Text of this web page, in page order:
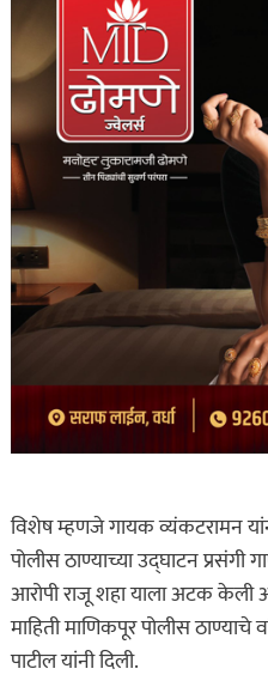
विशेष म्हणजे गायक व्यंकटरामन
पोलीस ठाण्याच्या उद्घाटन प्रसंगी
आरोपी राजू शहा याला अटक
माहिती माणिकपूर पोलीस ठाण्याचे
पाटील यांनी दिली.